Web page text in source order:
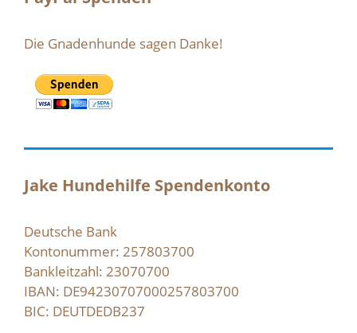
Die Gnadenhunde sagen Danke!
Jake Hundehilfe Spendenkonto
Deutsche Bank
Kontonummer: 257803700
Bankleitzahl: 23070700
IBAN: DE94230707000257803700
BIC: DEUTDEDB237